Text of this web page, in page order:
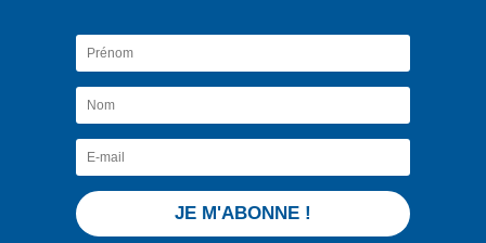
JE M'ABONNE !